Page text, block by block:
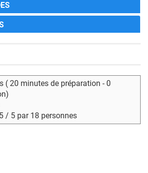
( 20 minutes de préparation - 0
/ 5 par 18 personnes